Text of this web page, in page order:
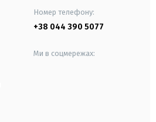
Номер телефону:
+38 044 390 5077
Ми в соцмережах: